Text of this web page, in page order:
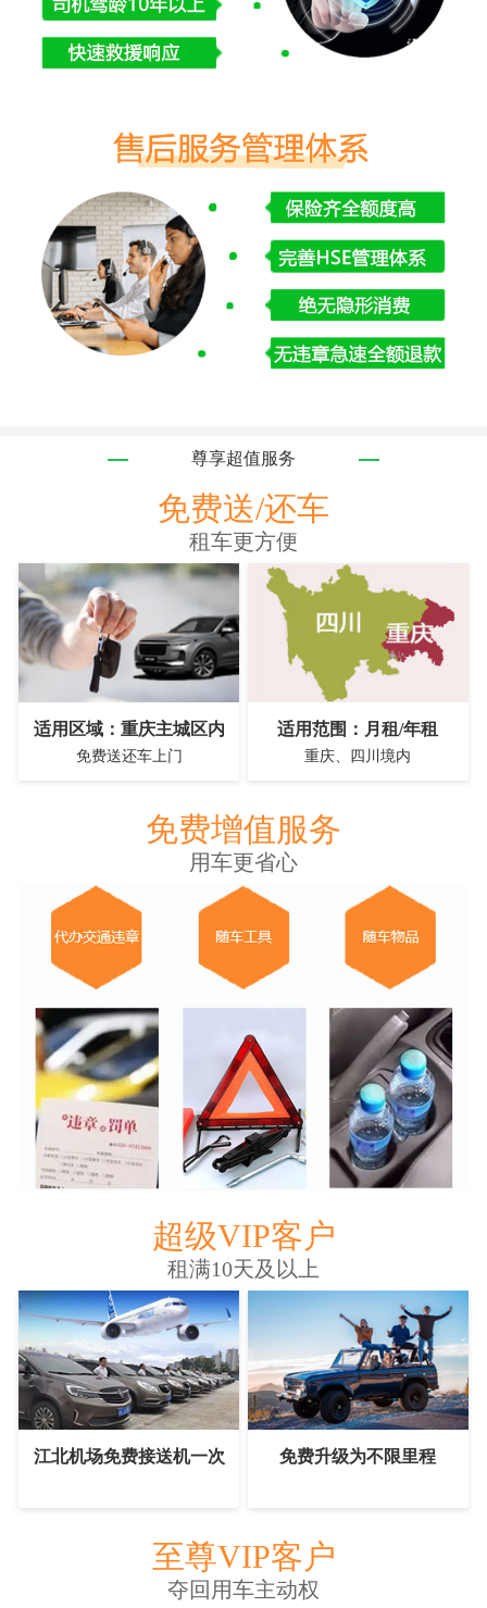
尊享超值服务
免费送/还车
租车更方便
适用区域：重庆主城区内
免费送还车上门
适用范围：月租/年租
重庆、四川境内
免费增值服务
用车更省心
超级VIP客户
租满10天及以上
江北机场免费接送机一次 免费升级为不限里程
至尊VIP客户
夺回用车主动权